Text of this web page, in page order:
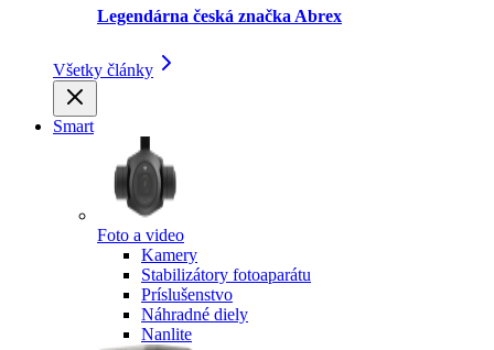
Legendárna česká značka Abrex
Všetky články
Smart
Foto a video
Kamery
Stabilizátory fotoaparátu
Príslušenstvo
Náhradné diely
Nanlite